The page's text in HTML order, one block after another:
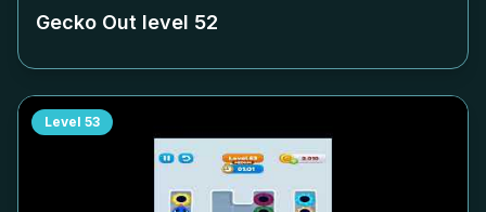
Gecko Out level 52
Level 53